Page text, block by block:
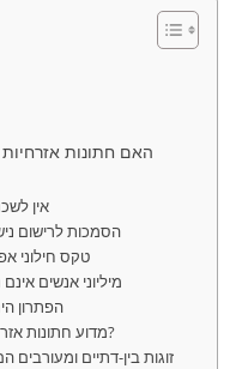
✔ 1. אין
✔ 2. הסמכות לרישום
✔ 3. טקס חילוני
✔ 4. מיליוני אנשים
✔ 5.
✔ 1. זוגות בין-דתיים